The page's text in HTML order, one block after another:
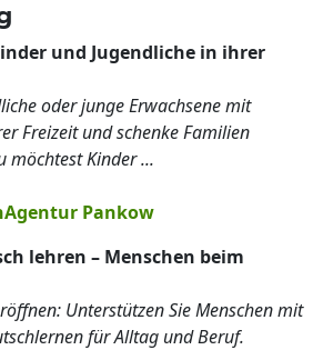
und Jugendliche in ihrer
oder junge Erwachsene mit
Freizeit und schenke Familien
möchtest Kinder ...
Pankow
lehren – Menschen beim
Unterstützen Sie Menschen mit
für Alltag und Beruf.